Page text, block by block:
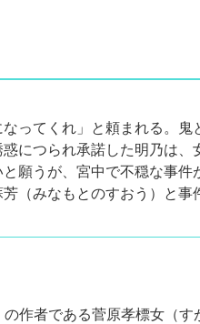
ってくれ」と頼まれる。
につられ承諾した明乃は
願うが、宮中で不穏な事
（みなもとのすおう）と
作者である菅原孝標女（